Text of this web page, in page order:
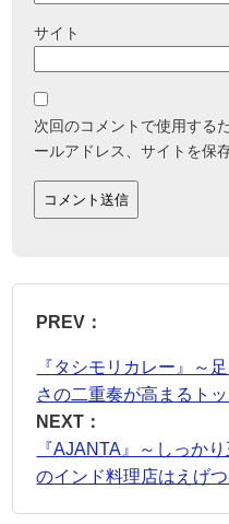
サイト
次回のコメントで使用する
ールアドレス、サイトを保
PREV：
『タシモリカレー』～
さの二重奏が高まるト
NEXT：
『AJANTA』～しっか
のインド料理店はえげ